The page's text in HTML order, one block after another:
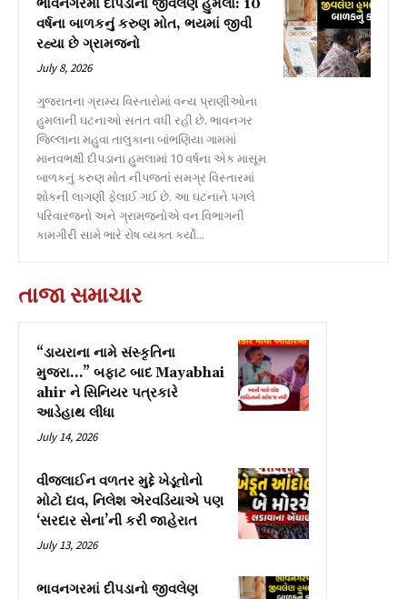
ભાવનગરમાં દીપડાનો જીવલેણ હુમલો: 10
વર્ષના બાળકનું કરુણ મોત, ભયમાં જીવી
રહ્યા છે ગ્રામજનો
July 8, 2026
ગુજરાતના ગ્રામ્ય વિસ્તારોમાં વન્ય પ્રાણીઓના
હુમલાની ઘટનાઓ સતત વધી રહી છે. ભાવનગર
જિલ્લાના મહુવા તાલુકાના બાંભણિયા ગામમાં
માનવભક્ષી દીપડાના હુમલામાં 10 વર્ષના એક માસૂમ
બાળકનું કરુણ મોત નીપજતાં સમગ્ર વિસ્તારમાં
શોકની લાગણી ફેલાઈ ગઈ છે. આ ઘટનાને પગલે
પરિવારજનો અને ગ્રામજનોએ વન વિભાગની
કામગીરી સામે ભારે રોષ વ્યક્ત કર્યો...
તાજા સમાચાર
“ડાયરાના નામે સંસ્કૃતિના
મુજરા…” બફાટ બાદ Mayabhai
ahir ને સિનિયર પત્રકારે
આડેહાથ લીધા
July 14, 2026
વીજલાઈન વળતર મુદ્દે ખેડૂતોનો
મોટો દાવ, નિલેશ એરવડિયાએ પણ
‘સરદાર સેના’ની કરી જાહેરાત
July 13, 2026
ભાવનગરમાં દીપડાનો જીવલેણ